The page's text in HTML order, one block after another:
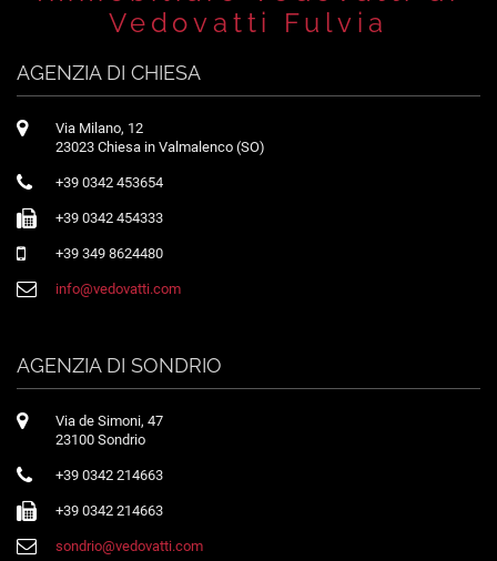
Vedovatti Fulvia
AGENZIA DI CHIESA
Via Milano, 12
23023 Chiesa in Valmalenco (SO)
+39 0342 453654
+39 0342 454333
+39 349 8624480
info@vedovatti.com
AGENZIA DI SONDRIO
Via de Simoni, 47
23100 Sondrio
+39 0342 214663
+39 0342 214663
sondrio@vedovatti.com